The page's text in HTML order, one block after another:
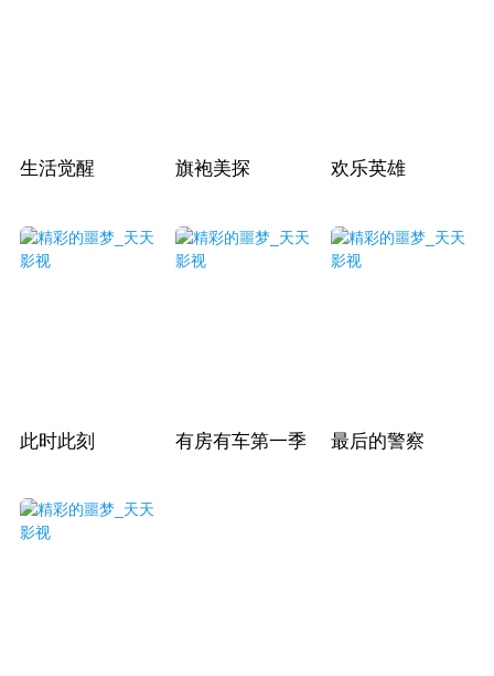
生活觉醒 旗袍美探 欢乐英雄
此时此刻 有房有车第一季 最后的警察